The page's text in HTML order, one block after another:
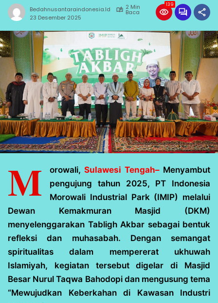
Bedahnusantaraindonesia.id 2 Min
Baca
23 Desember 2025
139
M orowali, Sulawesi Tengah– Menyambut
pengujung tahun 2025, PT Indonesia
Morowali Industrial Park (IMIP) melalui
Dewan Kemakmuran Masjid (DKM)
menyelenggarakan Tabligh Akbar sebagai bentuk
refleksi dan muhasabah. Dengan semangat
spiritualitas dalam mempererat ukhuwah
Islamiyah, kegiatan tersebut digelar di Masjid
Besar Nurul Taqwa Bahodopi dan mengusung tema
“Mewujudkan Keberkahan di Kawasan Industri